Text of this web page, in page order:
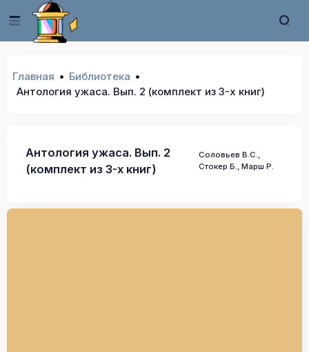
Главная
Библиотека
Антология ужаса. Вып. 2 (комплект из 3-х книг)
Антология ужаса. Вып. 2
(комплект из 3-х книг)
Соловьев В.С.,
Стокер Б., Марш Р.